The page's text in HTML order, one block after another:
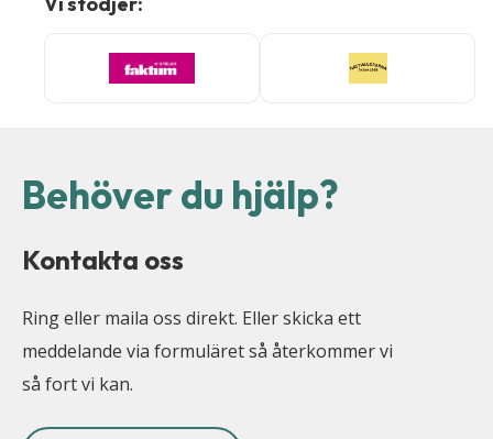
Behöver du hjälp?
Kontakta oss
Ring eller maila oss direkt. Eller skicka ett
meddelande via formuläret så återkommer vi
så fort vi kan.